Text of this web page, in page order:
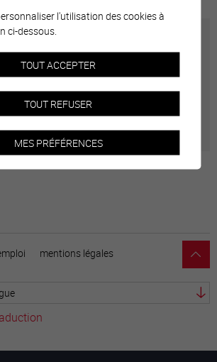
de tous les points d'intérêt de la Ville
mentions légales
l'utilisation des cookies à
ci-dessous.
TOUT ACCEPTER
TOUT REFUSER
MES PRÉFÉRENCES